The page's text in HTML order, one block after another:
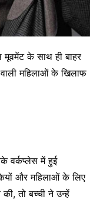
मूवमेंट के साथ ही बाहर
महिलाओं के खिलाफ
वर्कप्लेस में हुई
और महिलाओं के लिए
तो बच्ची ने उन्हें